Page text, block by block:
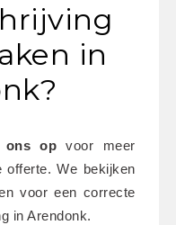
in
ons op voor meer
offerte. We bekijken
voor een correcte
in Arendonk.